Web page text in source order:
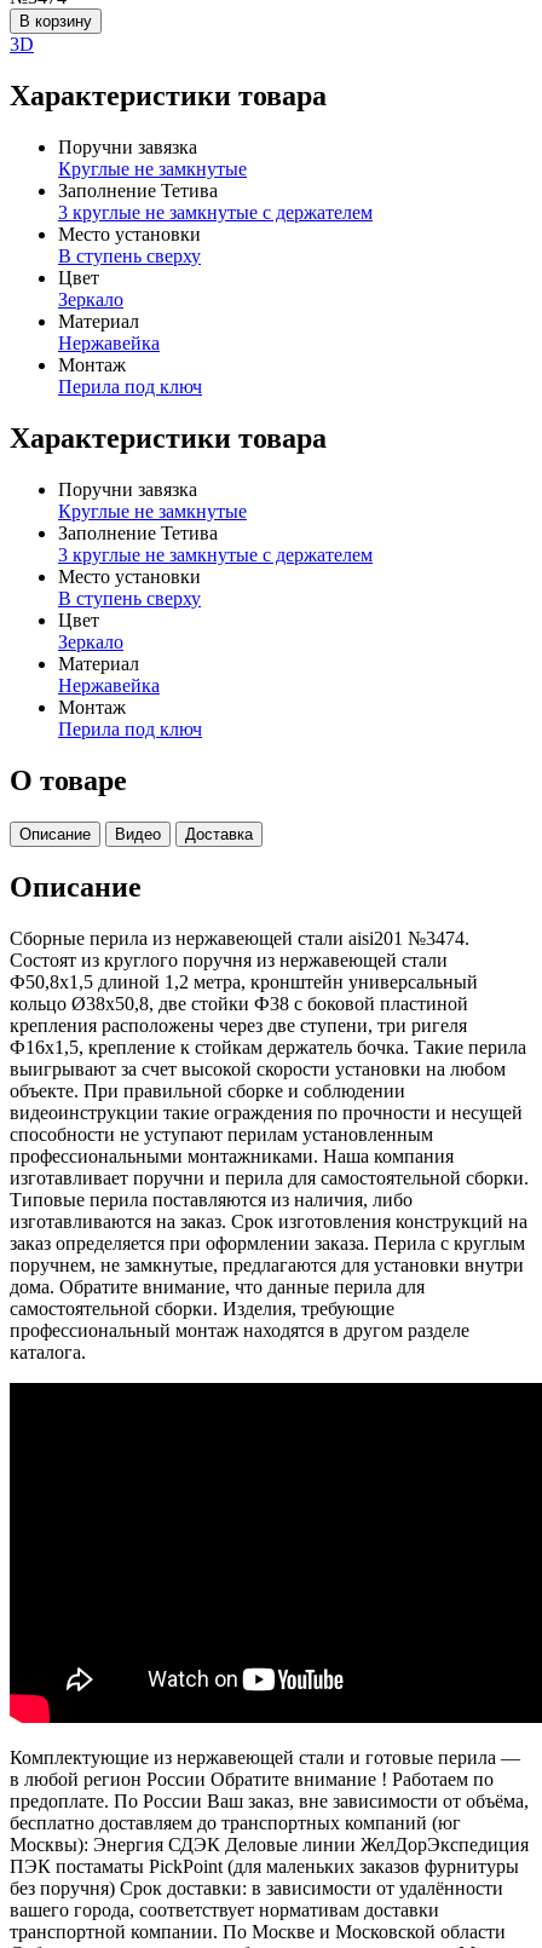
В корзину
3D
Характеристики товара
Поручни завязка
Круглые не замкнутые
Заполнение Тетива
3 круглые не замкнутые с держателем
Место установки
В ступень сверху
Цвет
Зеркало
Материал
Нержавейка
Монтаж
Перила под ключ
Характеристики товара
Поручни завязка
Круглые не замкнутые
Заполнение Тетива
3 круглые не замкнутые с держателем
Место установки
В ступень сверху
Цвет
Зеркало
Материал
Нержавейка
Монтаж
Перила под ключ
О товаре
Описание Видео Доставка
Описание
Сборные перила из нержавеющей стали aisi201 №3474.
Состоят из круглого поручня из нержавеющей стали
Ф50,8х1,5 длиной 1,2 метра, кронштейн универсальный
кольцо Ø38х50,8, две стойки Ф38 с боковой пластиной
крепления расположены через две ступени, три ригеля
Ф16х1,5, крепление к стойкам держатель бочка. Такие перила
выигрывают за счет высокой скорости установки на любом
объекте. При правильной сборке и соблюдении
видеоинструкции такие ограждения по прочности и несущей
способности не уступают перилам установленным
профессиональными монтажниками. Наша компания
изготавливает поручни и перила для самостоятельной сборки.
Типовые перила поставляются из наличия, либо
изготавливаются на заказ. Срок изготовления конструкций на
заказ определяется при оформлении заказа. Перила с круглым
поручнем, не замкнутые, предлагаются для установки внутри
дома. Обратите внимание, что данные перила для
самостоятельной сборки. Изделия, требующие
профессиональный монтаж находятся в другом разделе
каталога.
Комплектующие из нержавеющей стали и готовые перила —
в любой регион России Обратите внимание ! Работаем по
предоплате. По России Ваш заказ, вне зависимости от объёма,
бесплатно доставляем до транспортных компаний (юг
Москвы): Энергия СДЭК Деловые линии ЖелДорЭкспедиция
ПЭК постаматы PickPoint (для маленьких заказов фурнитуры
без поручня) Срок доставки: в зависимости от удалённости
вашего города, соответствует нормативам доставки
транспортной компании. По Москве и Московской области